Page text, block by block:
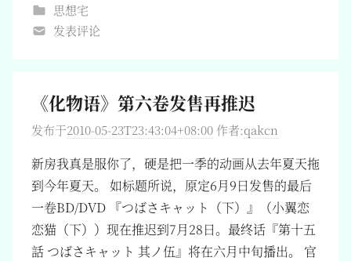
思想宅
发表评论
《化物语》第六卷发售再推迟
发布于2010-05-23T23:43:04+08:00 作者:qakcn
新房我真是服你了，硬是把一季的动画从去年夏天拖
到今年夏天。 如标题所说，原定6月9日发售的最后
一卷BD/DVD 『つばさキャット（下）』（小翼恋
恋猫（下））现在推迟到7月28日。最终话『第十五
話 つばさキャット 其ノ伍』将在六月中旬播出。 官